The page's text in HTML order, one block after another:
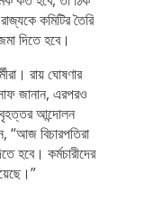
কমিটির তৈরি
দিতে হবে।
রায় ঘোষণার
জানান, এরপরও
বৃহত্তর আন্দোলন
“আজ বিচারপতিরা
হবে। কর্মচারীদের